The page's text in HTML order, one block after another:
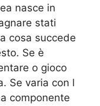
nasce in
stati
cosa succede
Se è
o gioco
Se varia con l
componente